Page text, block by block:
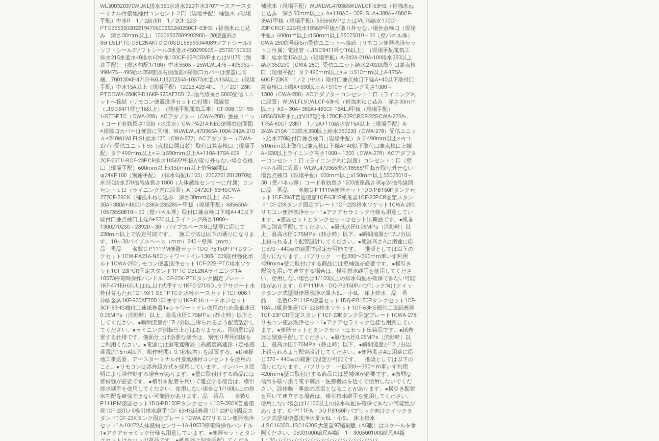
WL300320370WLWL排水350水道水320中水370アースアースタ
ーミナル付接地極付コンセント２口（現場手配）補強木（現場
手配）中水R 1／2給水R 1／2CF-22S-
PTC365350202219470600550260250CF-63HS（補強木ねじ込
み 深さ30mm以上）10206507009203900～30便座高さ
35FLSLPTC-CBL2NAKFC-270SDL68565044089ソフトシール3
ソフトシール3ソフトシール3水道水450290605～25720190900
排水215水道水40排水60中水100CF-23PCRVPまたはVU75（別
途手配）（排水勾配1/100）中水5505～25WLWL475～495950～
990475～495給水350便器右側面図※掃除口カバーは便器に同
梱。700130KF-471EH60JU320254A-10573水道水15A以上（現場
手配）中水15A以上（現場手配）12023.423.4PJ 1／2CF-23K-
PTCCWA-280KF-D16KF-920AE70D12J信号線長さ5000受信ユニ
ットへ接続（リモコン便器洗浄セットに付属）電線管
（JISC8411呼び16以上）（現場手配電気工事）CF-008-1CF-93-
1-SET-PTC（CWA-280）ACアダプター（CWA-280）受信ユニッ
トコード有効長さ1000（水道水）CW-PA21A-NEC便器右側面図
※掃除口カバーは便器に同梱。WLWLWL470365A-100A-242A-210
Ａ+240WLWLFLSL給水170（CWA-277）ACアダプター（CWA-
277）受信ユニット55（点検口開口芯）取付口兼点検口（現場手
配）タテ490mm以上×ヨコ590mm以上A+110A-175A-60R 1／
2CF-23TU-RCF-23PCR排水18565*甲板が取り外せない場合点検
口（現場手配）600mm以上x150mm以上信号線開口
φ24VP100（別途手配）（排水勾配1/100）23027012012070給
水350給水270信号線長さ1800（人体感知センサーに付属）コン
セント１口（ライニング内に設置）A-10472CF-63HSCWA-
277CF-39CK（補強木ねじ込み 深さ30mm以上）A0～
30A+380A+480CF-23KA-235285〜甲板（現場手配）685650A-
10573550B10～30（壁パネル厚）取付口兼点検口下端A+40以下
取付口兼点検口上端A+530以上ライニング高さ1000～
1300270230～23920～30・パイプスペースBは壁厚に応じて
230mm以上で設定可能です。 施工寸法は以下の通りになりま
す。10～30パイプスペース（mm）240～壁厚（mm）
品 番品 名数C-P111PM便器セット1DQ-PB150P-PTCタン
クセット1CW-PA21A-NECシャワートイレ1303-1009取付強化ボ
ルト1CWA-280リモコン便器洗浄セット1CF-22S-PTC排水ソケ
ット1CF-23PCR固定スタンド1PTC-CBL2NAライニング1A-
10573停電時操作ハンドル1CF-23K-PTCタンク固定プレート
1KF-471EH60JUはね上げ式手すり1KFC-270SDLケアサポート水
栓付背もたれ1CF-93-1-SET-PTC止水栓ホースセット1CF-008-1
分岐金具1KF-920AE70D12J手すり1KF-D16コーチネジセット
3CF-63HS棚付二連紙巻器1●シャワートイレ使用のため最低水圧
0.06MPa（流動時）以上、最高水圧0.75MPa（静止時）以下と
してください。●瞬間流量が17L/分以上得られるよう配管設計し
てください。●ライニング側板仕上げはありません。両側壁に設
置する仕様です。側面仕上げ必要な場合は、別売り専用側板を
ご利用ください。●電源には漏電遮断器（高感度高速形（定格感
度電流15mA以下、動作時間）0.1秒以内）を設置する。●D種接
地工事必要。アースターミナル付接地極付コンセントを使用の
こと。●リモコンは赤外線方式を採用しています。インバータ照
明により誤作動する場合があります。●壁に取付けする商品には
壁補強が必要です。●横引き配管を用いて連立する場合は、横引
排水継手を使用してください。使用しない場合は1/100以上の排
水勾配を確保できない可能性があります。品 番品 名数C-
P111PM便器セット1DQ-PB150Pタンクセット1CF-39CK普通便
座1CF-23TU-R横引排水継手1CF-63HS紙巻器1CF-23PCR固定ス
タンド1CF-23Kタンク固定プレート1CWA-277リモコン便器洗浄
セット1A-10472人体感知センサー1A-10573停電時操作ハンドル
1●アクアセラミック仕様も用意しています。●便器セットとタン
補強木（現場手配）WLWLWL470365WLWLCF-63HS（補強木ね
じ込み 深さ30mm以上）A+110A0～30FLSLA+380A+480CF-
39AT甲板（現場手配）685650VPまたはVU75給水170CF-
23PCRCF-22S排水18565*甲板が取り外せない場合点検口（現場
手配）600mm以上x150mm以上55025010～30（壁パネル厚）
CWA-280信号線5m受信ユニットへ接続（リモコン便器洗浄セッ
トに付属）電線管（JISC8411呼び16以上）（現場手配電気工
事）給水管15A以上（現場手配）A-242A-210A-100排水350以上
給水350230（CWA-280）受信ユニット給水270200取付口兼点検
口（現場手配）タテ490mm以上×ヨコ510mm以上A-175A-
60CF-23KR 1／2（中水）取付口兼点検口下端A+40以下取付口
兼点検口上端A+530以上Ａ+510ライニング高さ1000～
1300（CWA-280）ACアダプターコンセント１口（ライニング内
に設置）WLWLFLSLWLCF-63HS（補強木ねじ込み 深さ30mm
以上）A0～30A+380A+480CF-18ALJ甲板（現場手配）
685650VPまたはVU75給水170CF-23PCRCF-22SCWA-278A-
175A-60CF-23KR 1／2A+110給水管15A以上（現場手配）A-
242A-210A-100排水350以上給水350230（CWA-278）受信ユニッ
ト給水270取付口兼点検口（現場手配）タテ490mm以上×ヨコ
510mm以上取付口兼点検口下端A+40以下取付口兼点検口上端
A+530以上ライニング高さ1000～1300（CWA-278）ACアダプタ
ーコンセント１口（ライニング内に設置）コンセント１口（壁
パネル面に設置）WLWL470365排水18565*甲板が取り外せない
場合点検口（現場手配）600mm以上x150mm以上55025010～
30（壁パネル厚）コード有効長さ1200便座高さ35φ24信号線開
口品 番品 名数C-P111PA便器セット1DQ-PB150Pタンクセ
ット1CF-39AT普通便座1CF-63HS紙巻器1CF-23PCR固定スタン
ド1CF-23Kタンク固定プレート1CF-22S排水ソケット1CWA-280
リモコン便器洗浄セット1●アクアセラミック仕様も用意してい
ます。●便器セットとタンクセットはセット出荷品です。●紙巻
器は別途手配してください。●最低水圧0.05MPa（流動時）以
上、最高水圧0.75MPa（静止時）以下。●瞬間流量が17L/分以
上得られるよう配管設計してください。●便器高さAは用途に応
じ370～440㎜の範囲で設定が可能です。 推奨としては以下の
通りになります。パブリック 一般380〜390mm車いす利用
420mm●壁に取付けする商品には壁補強が必要です。●横引き
配管を用いて連立する場合は、横引排水継手を使用してくださ
い。使用しない場合は1/100以上の排水勾配を確保できない可能
性があります。C-P111PA・DQ-PB150Pパブリック向けクイッ
クタンク式壁掛便器洗浄水量大6L・小5L 床上排水 品 番
品 名数C-P111PA便器セット1DQ-PB150Pタンクセット1CF-
18ALJ暖房便座1CF-22S排水ソケット1CF-63HS棚付二連紙巻器
1CF-23PCR固定スタンド1CF-23Kタンク固定プレート1CWA-278
リモコン便器洗浄セット1●アクアセラミック仕様も用意してい
ます。●便器セットとタンクセットはセット出荷品です。●紙巻
器は別途手配してください。●最低水圧0.05MPa（流動時）以
上、最高水圧0.75MPa（静止時）以下。●瞬間流量が17L/分以
上得られるよう配管設計してください。●便器高さAは用途に応
じ370～440㎜の範囲で設定が可能です。 推奨としては以下の
通りになります。パブリック 一般380〜390mm車いす利用
420mm●壁に取付けする商品には壁補強が必要です。●微弱な
信号を取り扱う電子機器・医療機器を近くで使用しないでくだ
さい。誤作動・事故の原因となることがあります。●横引き配管
を用いて連立する場合は、横引排水継手を使用してください。
使用しない場合は1/100以上の排水勾配を確保できない可能性が
あります。C-P111PA・DQ-PB150Pパブリック向けクイックタ
ンク式壁掛便器洗浄水量大6L・小5L 床上排水
JISC1630SJISC1630S大便器97縮刷版（A5版）はスケールを参
照ください。05001000縮尺A4版 1：3005001000縮尺A4版